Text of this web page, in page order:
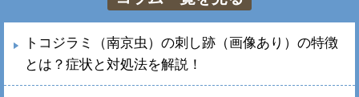
トコジラミ（南京虫）の刺し跡（画像あり）の特徴
とは？症状と対処法を解説！